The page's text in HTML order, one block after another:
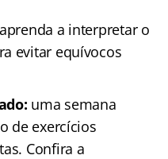
aprenda a interpretar o
evitar equívocos
uma semana
de exercícios
Confira a